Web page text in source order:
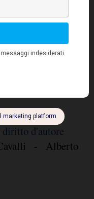
di Editoria
sul lavoro
, avvocato, opera
del diritto
d'autore
- Alberto